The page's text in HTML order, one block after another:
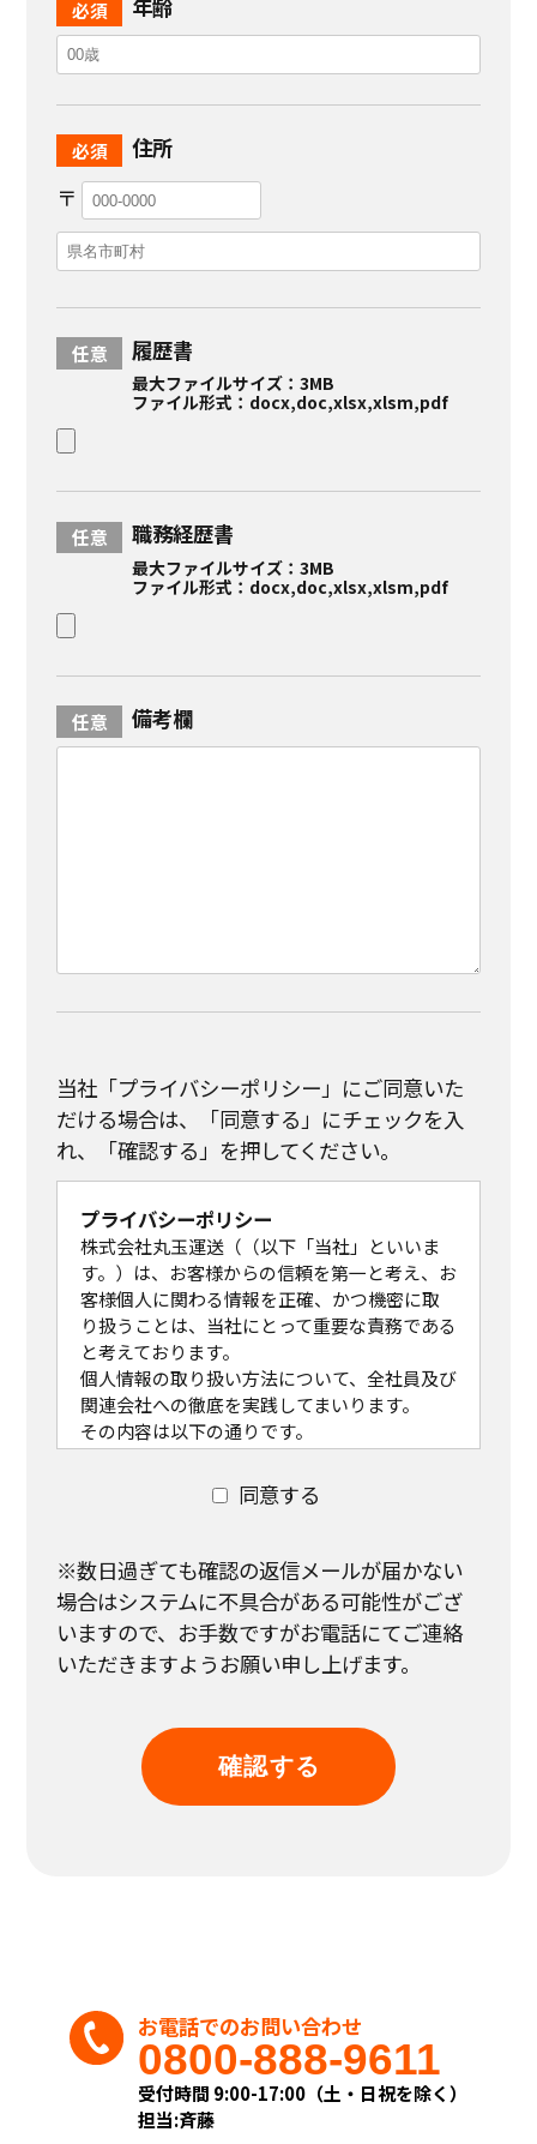
年齢
住所
〒
履歴書
最大ファイルサイズ：3MB
ファイル形式：docx,doc,xlsx,xlsm,pdf
職務経歴書
最大ファイルサイズ：3MB
ファイル形式：docx,doc,xlsx,xlsm,pdf
備考欄
当社「プライバシーポリシー」にご同意いた
だける場合は、「同意する」にチェックを入
れ、「確認する」を押してください。
プライバシーポリシー
株式会社丸玉運送（（以下「当社」といいま
す。）は、お客様からの信頼を第一と考え、お
客様個人に関わる情報を正確、かつ機密に取
り扱うことは、当社にとって重要な責務である
と考えております。
個人情報の取り扱い方法について、全社員及び
関連会社への徹底を実践してまいります。
その内容は以下の通りです。
なお、既に当社で保有し利用させて頂いてい
る個人情報につきましても、本方針に従ってお
客様の個人情報の取り扱いを実施致します。
(1)個人情報の取得
当社は個人情報を適法かつ公正な手段により
収集致します。
お客様に個人情報の提供をお願いする場合
は、事前に収集の目的、利用の内容を開示し
的の達成に必要な限度において、個人情報を収
集致します。
(2)個人情報の利用および共同利用
当社がお預かりした個人情報は、個人情報を
・業務上のご連絡をする場合
・当社が取り扱う商品及びサービスに関する
ご案内をする場合
・お客様からのお問い合せまたはご依頼等へ
の対応をさせて頂く場合
同意する
※数日過ぎても確認の返信メールが届かない
場合はシステムに不具合がある可能性がござ
いますので、 お手数ですがお電話にてご連絡
いただきますようお願い申し上げます。
お電話でのお問い合わせ
0800-888-9611
受付時間 9:00-17:00（土・日祝を除く）
担当:斉藤